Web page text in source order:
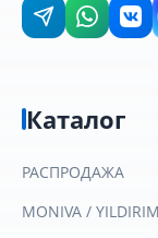
Каталог
РАСПРОДАЖА
MONIVA /